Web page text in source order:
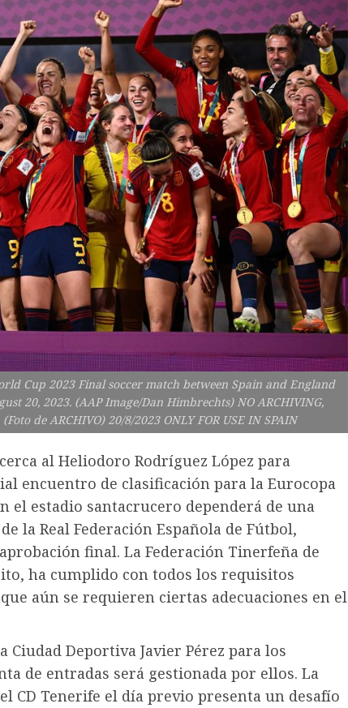
Cup 2023 Final soccer match between Spain and England
20, 2023. (AAP Image/Dan Himbrechts) NO ARCHIVING,
de ARCHIVO) 20/8/2023 ONLY FOR USE IN SPAIN
al Heliodoro Rodríguez López para
encuentro de clasificación para la Eurocopa
el estadio santacrucero dependerá de una
la Real Federación Española de Fútbol,
final. La Federación Tinerfeña de
ha cumplido con todos los requisitos
aún se requieren ciertas adecuaciones en el
Ciudad Deportiva Javier Pérez para los
de entradas será gestionada por ellos. La
CD Tenerife el día previo presenta un desafío